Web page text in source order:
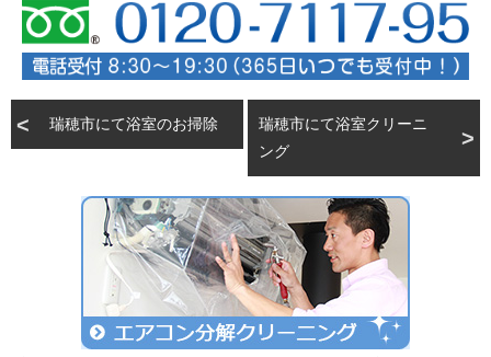
瑞穂市にて浴室のお掃除
瑞穂市にて浴室クリーニ
ング